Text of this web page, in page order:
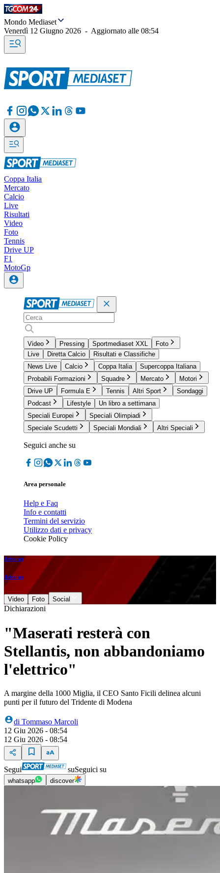
Mondo Mediaset
Venerdì 12 Giugno 2026 - Aggiornato alle 08:54
Coppa Italia
Mercato
Calcio
Live
Risultati
Video
Foto
Tennis
Drive UP
F1
MotoGp
Video Pressing Sportmediaset XXL
Foto
Live
Diretta Calcio
Risultati e Classifiche
News Live
Calcio Coppa Italia
Supercoppa Italiana
Probabili Formazioni
Squadre Mercato
Motori
Drive UP
Formula E Tennis Altri Sport
Sondaggi
Podcast
Lifestyle
Un libro a settimana
Speciali Europei
Speciali Olimpiadi
Speciale Scudetti
Speciali Mondiali Altri Speciali
Seguici anche su
Area personale
Help e Faq
Info e contatti
Termini del servizio
Utilizzo dati e privacy
Cookie Policy
drive up
drive up
Video Foto Social
Dichiarazioni
"Maserati resterà con
Stellantis, non abbandoniamo
l'elettrico"
A margine della 1000 Miglia, il CEO Santo Ficili delinea alcuni
punti per il futuro del Tridente di Modena
di Tommaso Marcoli
12 Giu 2026 - 08:54
12 Giu 2026 - 08:54
Segui suSeguici su
whatsapp discover